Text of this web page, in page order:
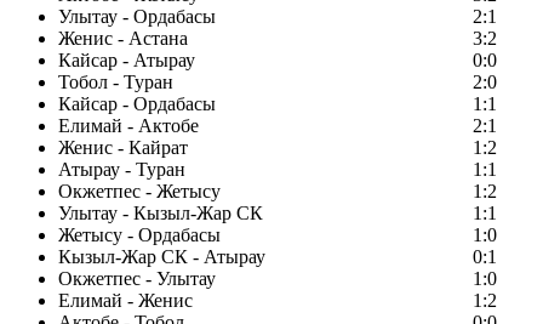
Улытау - Ордабасы
2:1
Женис - Астана
3:2
Кайсар - Атырау
0:0
Тобол - Туран
2:0
Кайсар - Ордабасы
1:1
Елимай - Актобе
2:1
Женис - Кайрат
1:2
Атырау - Туран
1:1
Окжетпес - Жетысу
1:2
Улытау - Кызыл-Жар СК
1:1
Жетысу - Ордабасы
1:0
Кызыл-Жар СК - Атырау
0:1
Окжетпес - Улытау
1:0
Елимай - Женис
1:2